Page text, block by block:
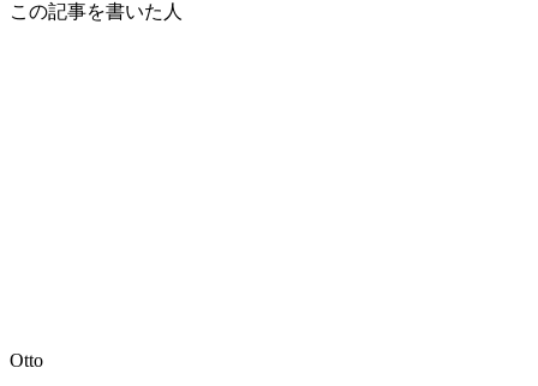
この記事を書いた人
Otto